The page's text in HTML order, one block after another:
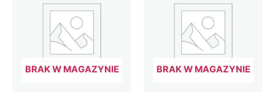
BRAK W MAGAZYNIE BRAK W MAGAZYNIE